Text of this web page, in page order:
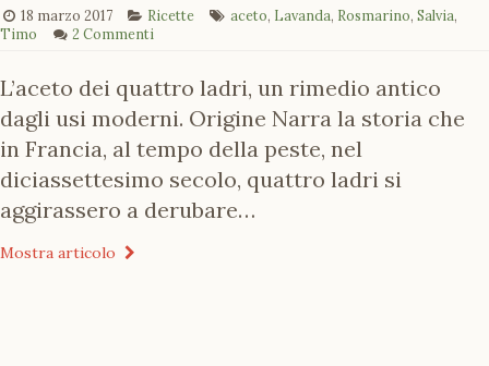
18 marzo 2017 Ricette aceto, Lavanda, Rosmarino, Salvia,
Timo
2 Commenti
L’aceto dei quattro ladri, un rimedio antico
dagli usi moderni. Origine Narra la storia che
in Francia, al tempo della peste, nel
diciassettesimo secolo, quattro ladri si
aggirassero a derubare…
Mostra articolo